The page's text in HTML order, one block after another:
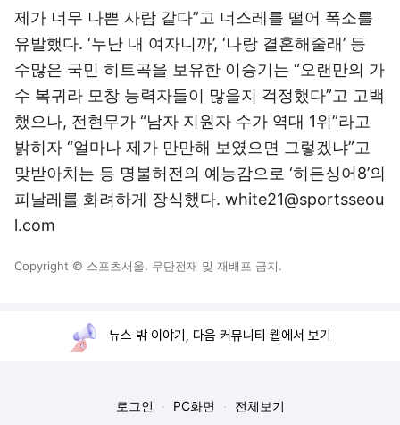
제가 너무 나쁜 사람 같다”고 너스레를 떨어 폭소를
유발했다. ‘누난 내 여자니까’, ‘나랑 결혼해줄래’ 등
수많은 국민 히트곡을 보유한 이승기는 “오랜만의 가
수 복귀라 모창 능력자들이 많을지 걱정했다”고 고백
했으나, 전현무가 “남자 지원자 수가 역대 1위”라고
밝히자 “얼마나 제가 만만해 보였으면 그렇겠냐”고
맞받아치는 등 명불허전의 예능감으로 ‘히든싱어8’의
피날레를 화려하게 장식했다. white21@sportsseou
l.com
Copyright © 스포츠서울. 무단전재 및 재배포 금지.
뉴스 밖 이야기, 다음 커뮤니티 웹에서 보기
로그인 PC화면 전체보기